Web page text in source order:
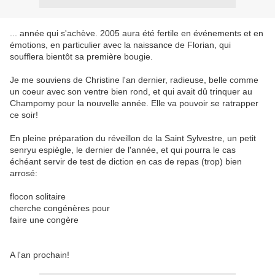
... année qui s'achève. 2005 aura été fertile en événements et en
émotions, en particulier avec la naissance de Florian, qui
soufflera bientôt sa première bougie.
Je me souviens de Christine l'an dernier, radieuse, belle comme
un coeur avec son ventre bien rond, et qui avait dû trinquer au
Champomy pour la nouvelle année. Elle va pouvoir se ratrapper
ce soir!
En pleine préparation du réveillon de la Saint Sylvestre, un petit
senryu espiègle, le dernier de l'année, et qui pourra le cas
échéant servir de test de diction en cas de repas (trop) bien
arrosé:
flocon solitaire
cherche congénères pour
faire une congère
A l'an prochain!